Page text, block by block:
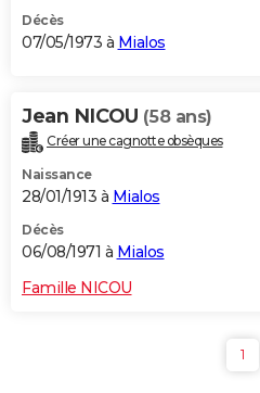
Décès
07/05/1973 à Mialos
Jean NICOU (58 ans)
Créer une cagnotte obsèques
Naissance
28/01/1913 à Mialos
Décès
06/08/1971 à Mialos
Famille NICOU
1